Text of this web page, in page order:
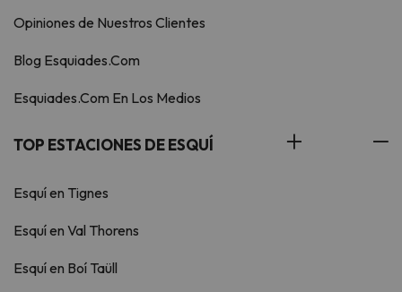
Opiniones de Nuestros Clientes
Blog Esquiades.Com
Esquiades.Com En Los Medios
TOP ESTACIONES DE ESQUÍ
Esquí en Tignes
Esquí en Val Thorens
Esquí en Boí Taüll